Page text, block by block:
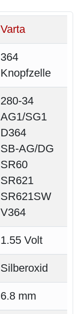
Varta
364
Knopfzelle
280-34
AG1/SG1
D364
SB-AG/DG
SR60
SR621
SR621SW
V364
1.55 Volt
Silberoxid
6.8 mm